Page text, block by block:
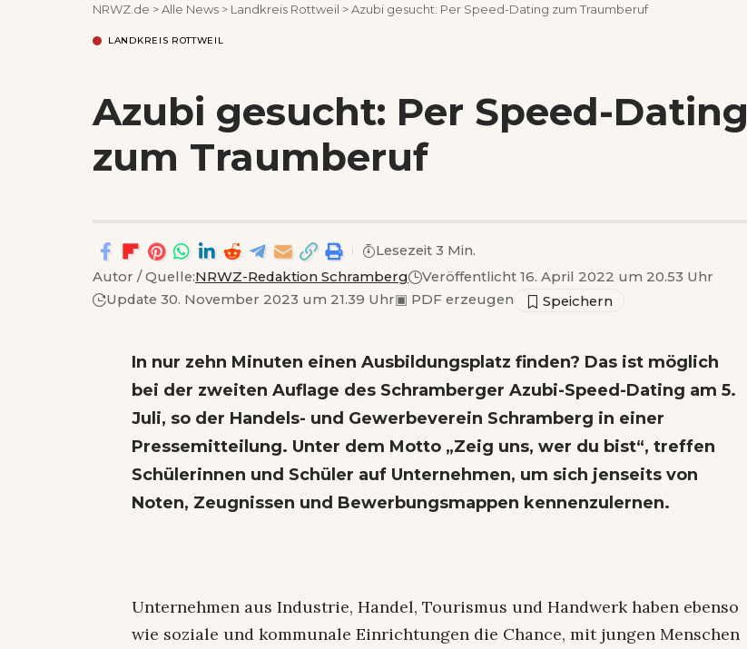
NRWZ.de >Alle News > Landkreis Rottweil >Azubi gesucht: Per Speed-Dating zum Traumberuf
LANDKREIS ROTTWEIL
Azubi gesucht: Per Speed-Dating
zum Traumberuf
Autor / Quelle:NRWZ-Redaktion Schramberg
Veröffentlicht 16. April 2022 um 20.53 Uhr
Update 30. November 2023 um 21.39 Uhr▣ PDF erzeugen
Lesezeit 3 Min.
In nur zehn Minuten einen Ausbildungsplatz finden? Das ist möglich
bei der zweiten Auflage des Schramberger Azubi-Speed-Dating am 5.
Juli, so der Handels- und Gewerbeverein Schramberg in einer
Pressemitteilung. Unter dem Motto „Zeig uns, wer du bist“, treffen
Schülerinnen und Schüler auf Unternehmen, um sich jenseits von
Noten, Zeugnissen und Bewerbungsmappen kennenzulernen.
Unternehmen aus Industrie, Handel, Tourismus und Handwerk haben ebenso
wie soziale und kommunale Einrichtungen die Chance, mit jungen Menschen